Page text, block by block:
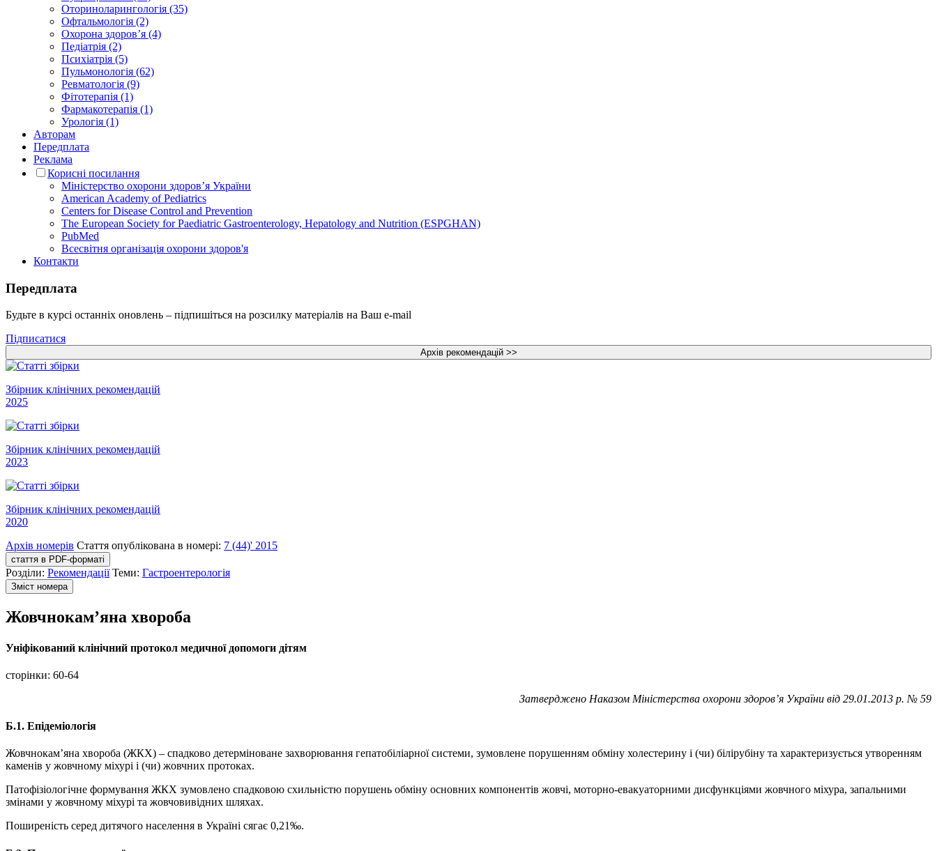
Оториноларингологія (35)
Офтальмологія (2)
Охорона здоров’я (4)
Педіатрія (2)
Психіатрія (5)
Пульмонологія (62)
Ревматологія (9)
Фітотерапія (1)
Фармакотерапія (1)
Урологія (1)
Авторам
Передплата
Реклама
Корисні посилання
Міністерство охорони здоров’я України
American Academy of Pediatrics
Centers for Disease Control and Prevention
The European Society for Paediatric Gastroenterology, Hepatology and Nutrition (ESPGHAN)
PubMed
Всесвітня організація охорони здоров'я
Контакти
Передплата
Будьте в курсі останніх оновлень – підпишіться на розсилку матеріалів на Ваш e-mail
Підписатися
Збірник клінічних рекомендацій
2025
Збірник клінічних рекомендацій
2023
Збірник клінічних рекомендацій
2020
Архів номерів Стаття опублікована в номері: 7 (44)' 2015
стаття в PDF-форматі
Розділи: Рекомендації Теми: Гастроентерологія
Зміст номера
Жовчнокам’яна хвороба
Уніфікований клінічний протокол медичної допомоги дітям
сторінки: 60-64
Затверджено Наказом Міністерства охорони здоров’я України від 29.01.2013 р. № 59
Б.1. Епідеміологія
Жовчнокам’яна хвороба (ЖКХ) – спадково детерміноване захворювання гепатобіліарної системи, зумовлене порушенням обміну холестерину і (чи) білірубіну та характеризується утворенням
каменів у жовчному міхурі і (чи) жовчних протоках.
Патофізіологічне формування ЖКХ зумовлено спадковою схильністю порушень обміну основ­них компонентів жовчі, моторно-евакуаторними дисфункціями жовчного міхура, запальними
змінами у жовчному міхурі та жовчовивідних шляхах.
Поширеність серед дитячого населення в Україні сягає 0,21‰.